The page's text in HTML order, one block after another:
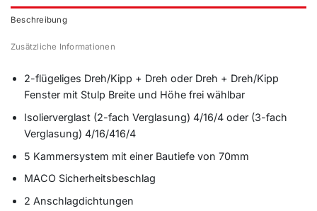
Beschreibung
Zusätzliche Informationen
2-flügeliges Dreh/Kipp + Dreh oder Dreh + Dreh/Kipp
Fenster mit Stulp Breite und Höhe frei wählbar
Isolierverglast (2-fach Verglasung) 4/16/4 oder (3-fach
Verglasung) 4/16/416/4
5 Kammersystem mit einer Bautiefe von 70mm
MACO Sicherheitsbeschlag
2 Anschlagdichtungen